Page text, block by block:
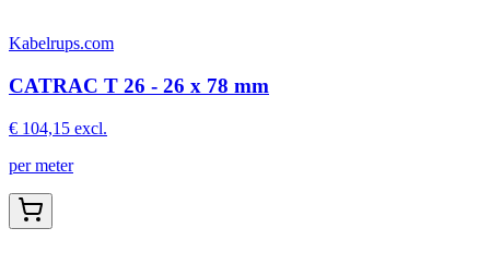
Kabelrups.com
CATRAC T 26 - 26 x 78 mm
€ 104,15 excl.
per meter